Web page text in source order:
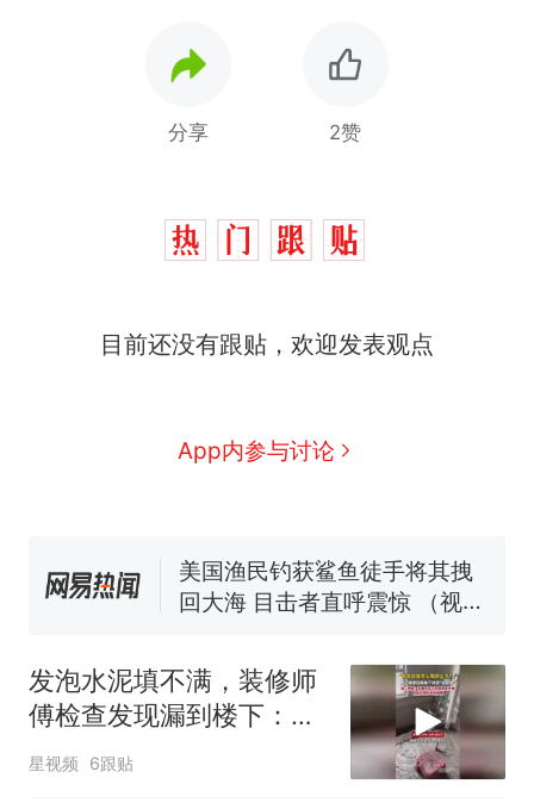
分享 2赞
目前还没有跟贴，欢迎发表观点
App内参与讨论
热 那个在床头放菜刀的女孩，
因老师一句“跟我回家”改写了
协会回应
美国渔民钓获鲨鱼徒手将其拽
回大海 目击者直呼震惊 （视频
官方通报
佛山一中学招聘物理教师，笔
试前13名均遭淘汰？教育局：
已叫停招聘，成立调查组全面
台风"白海豚"中心附近最大风
发泡水泥填不满，装修师
傅检查发现漏到楼下：出
风口未延伸到外墙
星视频 6跟贴